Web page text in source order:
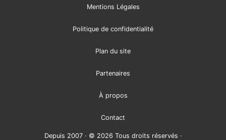
Mentions Légales
Politique de confidentialité
Plan du site
Partenaires
À propos
Contact
Depuis 2007 · © 2026 Tous droits réservés ·